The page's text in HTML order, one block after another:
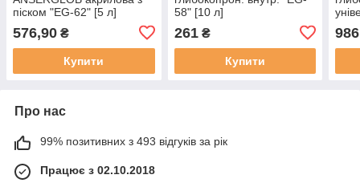
піском "EG-62" [5 л]
576,90 ₴
Купити
58" [10 л]
261₴
Купити
EG-
Про нас
99% позитивних з 493 відгуків за рік
Працює з 02.10.2018